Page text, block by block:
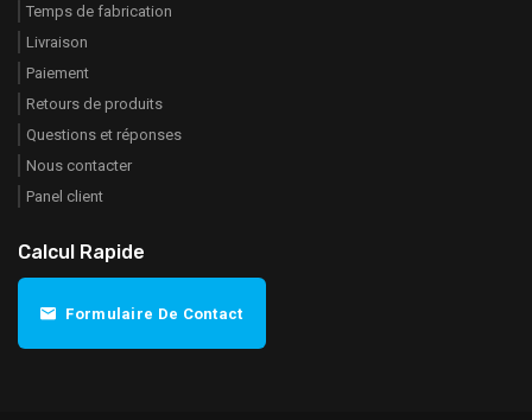
Temps de fabrication
Livraison
Paiement
Retours de produits
Questions et réponses
Nous contacter
Panel client
Calcul Rapide
Formulaire De Contact